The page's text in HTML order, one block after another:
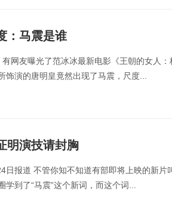
：马震是谁
网友曝光了范冰冰最新电影《王朝的女人
演的唐明皇竟然出现了马震，尺度...
明演技请封胸
日报道 不管你知不知道有部即将上映的新片
到了“马震”这个新词，而这个词...